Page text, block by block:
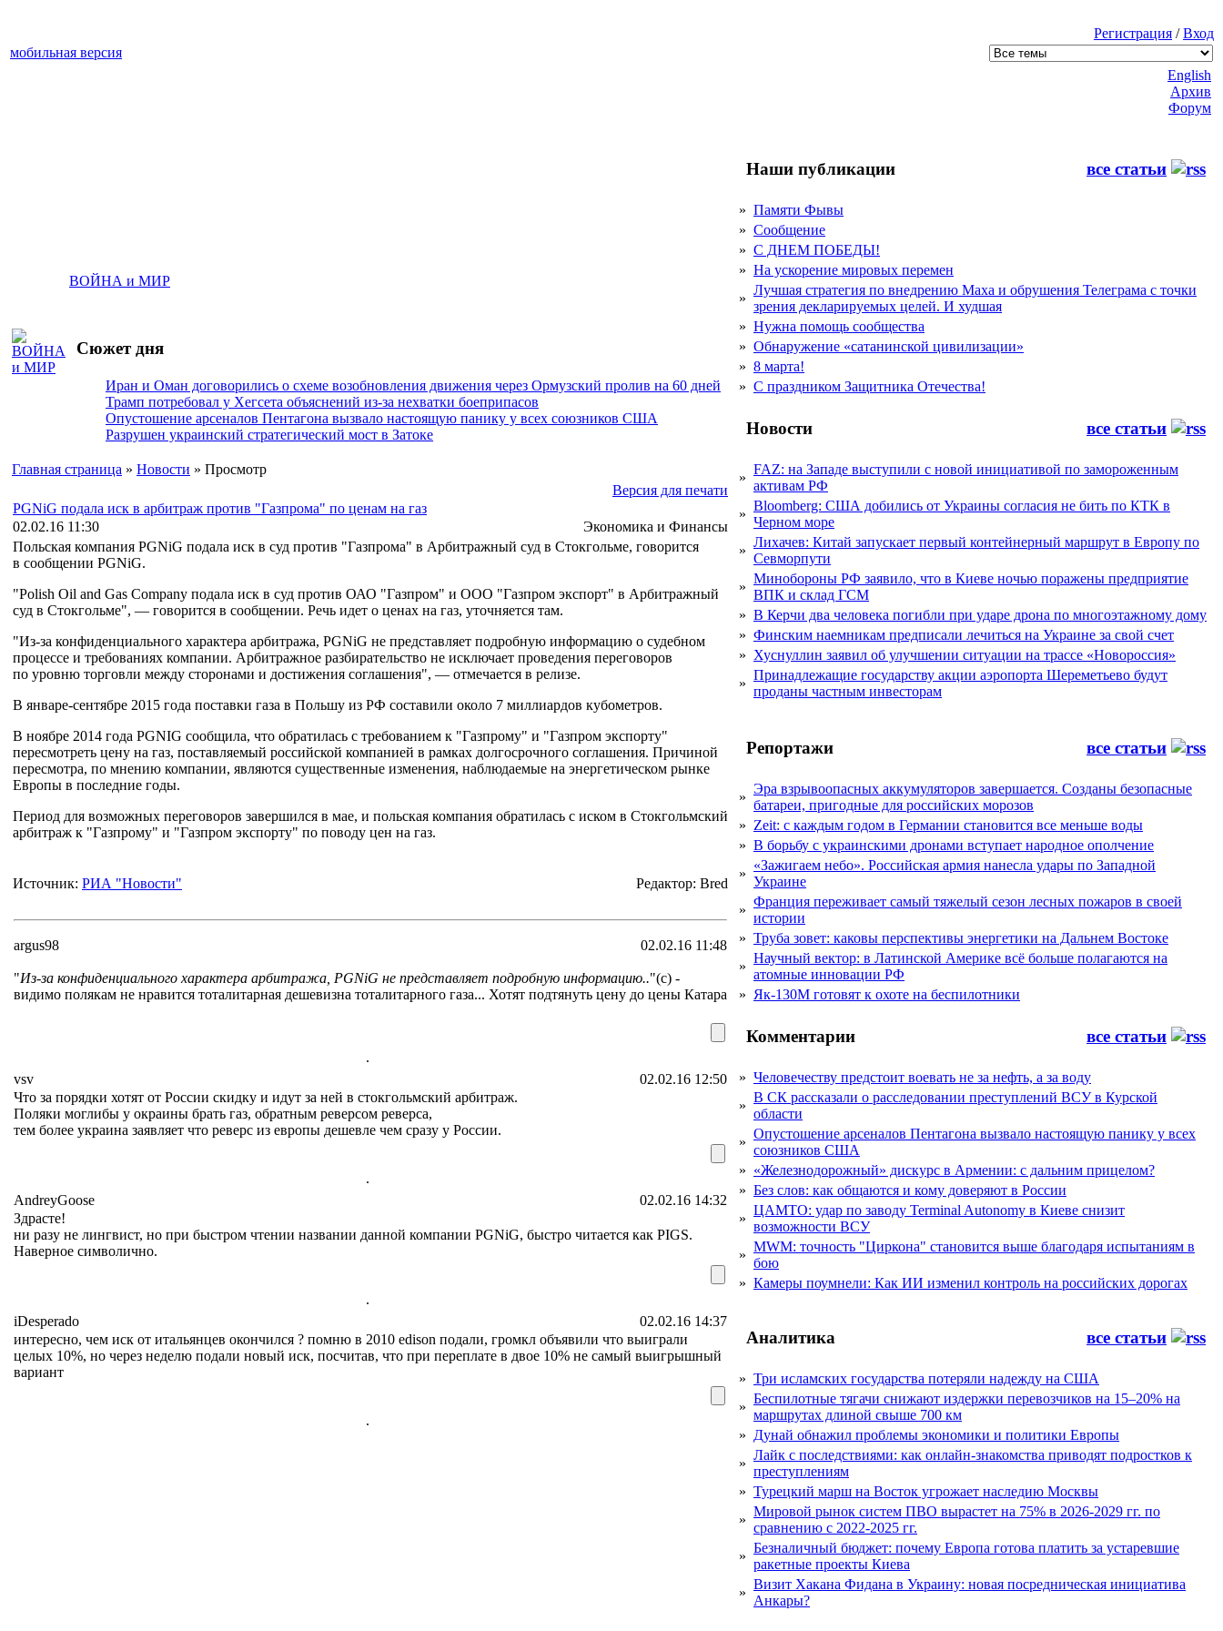
Регистрация /Вход
мобильная версия
ВОЙНА и МИР
Сюжет дня
Иран и Оман договорились о схеме возобновления движения через Ормузский пролив на 60 дней
Трамп потребовал у Хегсета объяснений из-за нехватки боеприпасов
Опустошение арсеналов Пентагона вызвало настоящую панику у всех союзников США
Разрушен украинский стратегический мост в Затоке
Главная страница » Новости » Просмотр
Версия для печати
PGNiG подала иск в арбитраж против "Газпрома" по ценам на газ
02.02.16 11:30
Экономика и Финансы
Польская компания PGNiG подала иск в суд против "Газпрома" в Арбитражный суд в Стокгольме, говорится
в сообщении PGNiG.
"Polish Oil and Gas Company подала иск в суд против ОАО "Газпром" и ООО "Газпром экспорт" в Арбитражный
суд в Стокгольме", — говорится в сообщении. Речь идет о ценах на газ, уточняется там.
"Из-за конфиденциального характера арбитража, PGNiG не представляет подробную информацию о судебном
процессе и требованиях компании. Арбитражное разбирательство не исключает проведения переговоров
по уровню торговли между сторонами и достижения соглашения", — отмечается в релизе.
В январе-сентябре 2015 года поставки газа в Польшу из РФ составили около 7 миллиардов кубометров.
В ноябре 2014 года PGNIG сообщила, что обратилась с требованием к "Газпрому" и "Газпром экспорту"
пересмотреть цену на газ, поставляемый российской компанией в рамках долгосрочного соглашения. Причиной
пересмотра, по мнению компании, являются существенные изменения, наблюдаемые на энергетическом рынке
Европы в последние годы.
Период для возможных переговоров завершился в мае, и польская компания обратилась с иском в Стокгольмский
арбитраж к "Газпрому" и "Газпром экспорту" по поводу цен на газ.
Источник: РИА "Новости" Редактор: Bred
argus98 02.02.16 11:48
"Из-за конфиденциального характера арбитража, PGNiG не представляет подробную информацию.."(c) -
видимо полякам не нравится тоталитарная дешевизна тоталитарного газа... Хотят подтянуть цену до цены Катара
.
vsv
02.02.16 12:50
Что за порядки хотят от России скидку и идут за ней в стокгольмский арбитраж.
Поляки моглибы у окраины брать газ, обратным реверсом реверса,
тем более украина заявляет что реверс из европы дешевле чем сразу у России.
.
AndreyGoose
02.02.16 14:32
Здрасте!
ни разу не лингвист, но при быстром чтении названии данной компании PGNiG, быстро читается как PIGS.
Наверное символично.
.
iDesperado
02.02.16 14:37
интересно, чем иск от итальянцев окончился ? помню в 2010 edison подали, громкл объявили что выиграли
целых 10%, но через неделю подали новый иск, посчитав, что при переплате в двое 10% не самый выигрышный
вариант
.
English
Архив
Форум
Наши публикации все статьи
» Памяти Фывы
» Сообщение
» С ДНЕМ ПОБЕДЫ!
» На ускорение мировых перемен
»
Лучшая стратегия по внедрению Маха и обрушения Телеграма с точки
зрения декларируемых целей. И худшая
» Нужна помощь сообщества
» Обнаружение «сатанинской цивилизации»
» 8 марта!
» С праздником Защитника Отечества!
Новости все статьи
»
FAZ: на Западе выступили с новой инициативой по замороженным
активам РФ
»
Bloomberg: США добились от Украины согласия не бить по КТК в
Черном море
»
Лихачев: Китай запускает первый контейнерный маршрут в Европу по
Севморпути
»
Минобороны РФ заявило, что в Киеве ночью поражены предприятие
ВПК и склад ГСМ
» В Керчи два человека погибли при ударе дрона по многоэтажному дому
» Финским наемникам предписали лечиться на Украине за свой счет
» Хуснуллин заявил об улучшении ситуации на трассе «Новороссия»
»
Принадлежащие государству акции аэропорта Шереметьево будут
проданы частным инвесторам
Репортажи все статьи
»
Эра взрывоопасных аккумуляторов завершается. Созданы безопасные
батареи, пригодные для российских морозов
» Zeit: с каждым годом в Германии становится все меньше воды
» В борьбу с украинскими дронами вступает народное ополчение
»
«Зажигаем небо». Российская армия нанесла удары по Западной
Украине
»
Франция переживает самый тяжелый сезон лесных пожаров в своей
истории
» Труба зовет: каковы перспективы энергетики на Дальнем Востоке
»
Научный вектор: в Латинской Америке всё больше полагаются на
атомные инновации РФ
» Як-130М готовят к охоте на беспилотники
Комментарии все статьи
» Человечеству предстоит воевать не за нефть, а за воду
»
В СК рассказали о расследовании преступлений ВСУ в Курской
области
»
Опустошение арсеналов Пентагона вызвало настоящую панику у всех
союзников США
» «Железнодорожный» дискурс в Армении: с дальним прицелом?
» Без слов: как общаются и кому доверяют в России
»
ЦАМТО: удар по заводу Terminal Autonomy в Киеве снизит
возможности ВСУ
»
MWM: точность "Циркона" становится выше благодаря испытаниям в
бою
» Камеры поумнели: Как ИИ изменил контроль на российских дорогах
Аналитика все статьи
» Три исламских государства потеряли надежду на США
»
Беспилотные тягачи снижают издержки перевозчиков на 15–20% на
маршрутах длиной свыше 700 км
» Дунай обнажил проблемы экономики и политики Европы
»
Лайк с последствиями: как онлайн-знакомства приводят подростков к
преступлениям
» Турецкий марш на Восток угрожает наследию Москвы
»
Мировой рынок систем ПВО вырастет на 75% в 2026-2029 гг. по
сравнению с 2022-2025 гг.
»
Безналичный бюджет: почему Европа готова платить за устаревшие
ракетные проекты Киева
»
Визит Хакана Фидана в Украину: новая посредническая инициатива
Анкары?